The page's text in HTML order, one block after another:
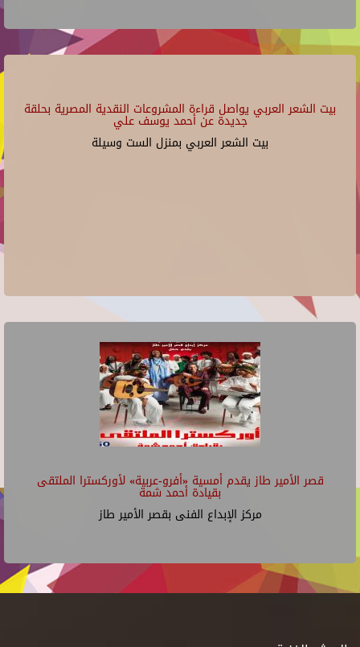
بيت الشعر العربي يواصل قراءة المشروعات النقدية المصرية بحلقة
جديدة عن أحمد يوسف علي
بيت الشعر العربي بمنزل الست وسيلة
قصر الأمير طاز يقدم أمسية «أفرو-عربية» لأوركسترا الملتقى
بقيادة أحمد شمة
مركز الإبداع الفنى بقصر الأمير طاز